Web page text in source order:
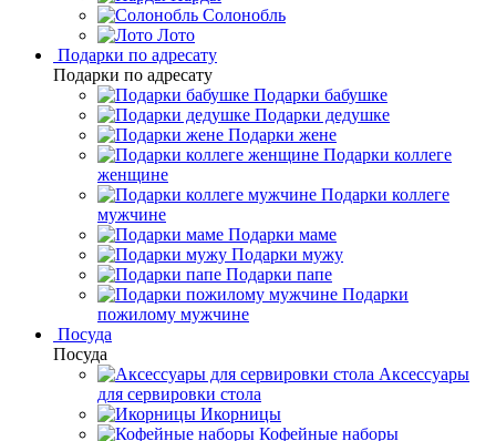
Солонобль
Лото
Подарки по адресату
Подарки по адресату
Подарки бабушке
Подарки дедушке
Подарки жене
Подарки коллеге
женщине
Подарки коллеге
мужчине
Подарки маме
Подарки мужу
Подарки папе
Подарки
пожилому мужчине
Посуда
Посуда
Аксессуары
для сервировки стола
Икорницы
Кофейные наборы